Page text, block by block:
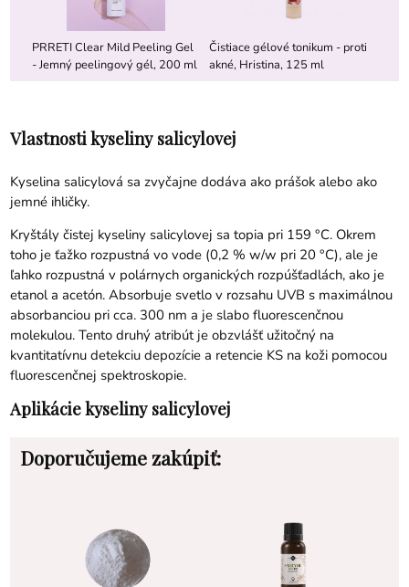
PRRETI Clear Mild Peeling Gel
- Jemný peelingový gél, 200 ml
Čistiace gélové tonikum - proti
akné, Hristina, 125 ml
Vlastnosti kyseliny salicylovej
Kyselina salicylová sa zvyčajne dodáva ako prášok alebo ako
jemné ihličky.
Kryštály čistej kyseliny salicylovej sa topia pri 159 °C. Okrem
toho je ťažko rozpustná vo vode (0,2 % w/w pri 20 °C), ale je
ľahko rozpustná v polárnych organických rozpúšťadlách, ako je
etanol a acetón. Absorbuje svetlo v rozsahu UVB s maximálnou
absorbanciou pri cca. 300 nm a je slabo fluorescenčnou
molekulou. Tento druhý atribút je obzvlášť užitočný na
kvantitatívnu detekciu depozície a retencie KS na koži pomocou
fluorescenčnej spektroskopie.
Aplikácie kyseliny salicylovej
Doporučujeme zakúpiť: